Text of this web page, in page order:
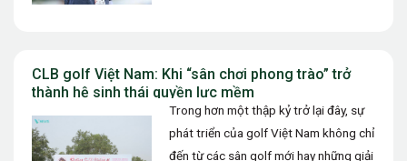
CLB golf Việt Nam: Khi “sân chơi phong trào” trở
thành hệ sinh thái quyền lực mềm
Trong hơn một thập kỷ trở lại đây, sự
phát triển của golf Việt Nam không chỉ
đến từ các sân golf mới hay những giải